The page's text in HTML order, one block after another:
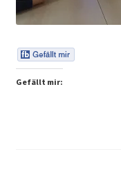
Peps Gedanken
Talks & Tratsch
Gefällt mir: